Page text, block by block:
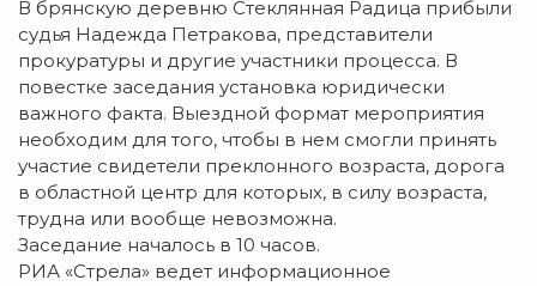
В брянскую деревню Стеклянная Радица прибыли
судья Надежда Петракова, представители
прокуратуры и другие участники процесса. В
повестке заседания установка юридически
важного факта. Выездной формат мероприятия
необходим для того, чтобы в нем смогли принять
участие свидетели преклонного возраста, дорога
в областной центр для которых, в силу возраста,
трудна или вообще невозможна.
Заседание началось в 10 часов.
РИА «Стрела» ведет информационное